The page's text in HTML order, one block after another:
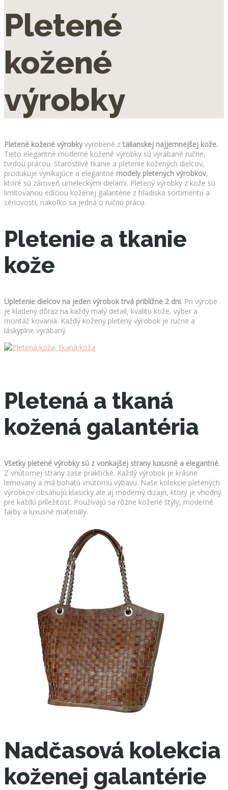
Pletené
kožené
výrobky
Pletené kožené výrobkyvyrobené ztalianskej najjemnejšej kože.
Tieto elegantné moderné kožené výrobky sú vyrábané ručne,
tvrdou prácou. Starostlivé tkanie a pletenie kožených dielcov,
produkuje vynikajúce a elegantné modely pletených výrobkov,
ktoré sú zároveň umeleckými dielami. Pletený výrobky z kože sú
limitovanou edíciou koženej galantérie z hľadiska sortimentu a
sériovosti, nakoľko sa jedná o ručnú prácu.
Pletenie a tkanie
kože
Upletenie dielcov na jeden výrobok trvá približne 2 dni. Pri výrobe
je kladený dôraz na každý malý detail, kvalitu kože, výber a
montáž kovania. Každý kožený pletený výrobok je ručne a
láskyplne vyrábaný.
Pletená a tkaná
kožená galantéria
Všetky pletené výrobky sú z vonkajšej strany luxusné a elegantné.
Z vnútornej strany zase praktické. Každý výrobok je krásne
lemovaný a má bohatú vnútornú výbavu. Naše kolekcie pletených
výrobkov obsahujú klasický ale aj moderný dizajn, ktorý je vhodný
pre každú príležitosť. Používajú sa rôzne kožené štýly, moderné
farby a luxusné materiály.
Nadčasová kolekcia
koženej galantérie